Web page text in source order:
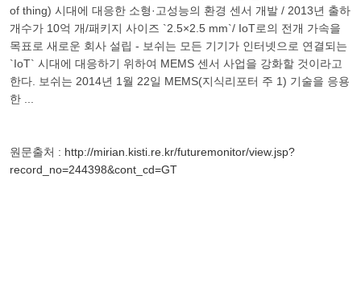
of thing) 시대에 대응한 소형·고성능의 환경 센서 개발 / 2013년 출하
개수가 10억 개/패키지 사이즈 `2.5×2.5 mm`/ IoT로의 전개 가속을
목표로 새로운 회사 설립 - 보쉬는 모든 기기가 인터넷으로 연결되는
`IoT` 시대에 대응하기 위하여 MEMS 센서 사업을 강화할 것이라고
한다. 보쉬는 2014년 1월 22일 MEMS(지식리포터 주 1) 기술을 응용
한 ...
원문출처 : http://mirian.kisti.re.kr/futuremonitor/view.jsp?
record_no=244398&cont_cd=GT